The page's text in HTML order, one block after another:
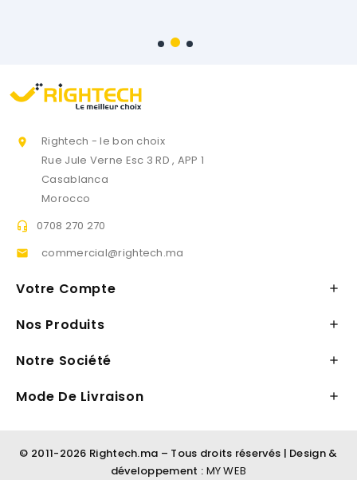

Rightech - le bon choix
Rue Jule Verne Esc 3 RD , APP 1
Casablanca
Morocco
 0708 270 270
 commercial@rightech.ma
Votre Compte 
Nos Produits 
Notre Société 
Mode De Livraison 
© 2011-2026 Rightech.ma – Tous droits réservés | Design &
développement : MY WEB